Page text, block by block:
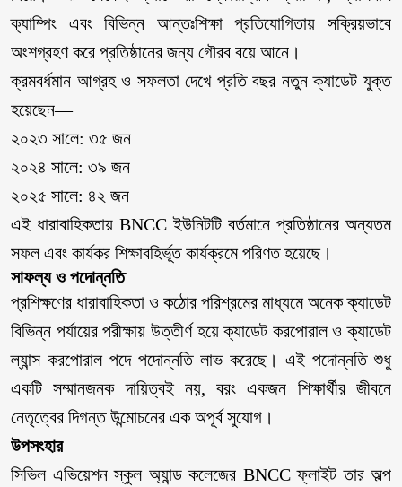
ক্যাম্পিং এবং বিভিন্ন আন্তঃশিক্ষা প্রতিযোগিতায় সক্রিয়ভাবে
অংশগ্রহণ করে প্রতিষ্ঠানের জন্য গৌরব বয়ে আনে।
ক্রমবর্ধমান আগ্রহ ও সফলতা দেখে প্রতি বছর নতুন ক্যাডেট যুক্ত
হয়েছেন—
২০২৩ সালে: ৩৫ জন
২০২৪ সালে: ৩৯ জন
২০২৫ সালে: ৪২ জন
এই ধারাবাহিকতায় BNCC ইউনিটটি বর্তমানে প্রতিষ্ঠানের অন্যতম
সফল এবং কার্যকর শিক্ষাবহির্ভূত কার্যক্রমে পরিণত হয়েছে।
সাফল্য ও পদোন্নতি
প্রশিক্ষণের ধারাবাহিকতা ও কঠোর পরিশ্রমের মাধ্যমে অনেক ক্যাডেট
বিভিন্ন পর্যায়ের পরীক্ষায় উত্তীর্ণ হয়ে ক্যাডেট করপোরাল ও ক্যাডেট
ল্যান্স করপোরাল পদে পদোন্নতি লাভ করেছে। এই পদোন্নতি শুধু
একটি সম্মানজনক দায়িত্বই নয়, বরং একজন শিক্ষার্থীর জীবনে
নেতৃত্বের দিগন্ত উন্মোচনের এক অপূর্ব সুযোগ।
উপসংহার
সিভিল এভিয়েশন স্কুল অ্যান্ড কলেজের BNCC ফ্লাইট তার অল্প